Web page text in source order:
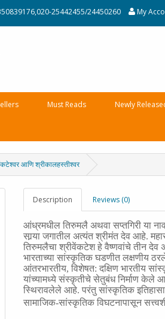
25442455/24450260 My
Must Reads Newly
आणि श्रीकालहस्तीश्वर
Description Reviews (0)
आंध्रमधील तिरुमलै अथवा सप्तगिरी या
सार्‍या जगातील अत्यंत श्रीमंत देव आहे.
तिरुमलैचा श्रीवेंकटेश हे वैष्णवांचे तीन
भारताच्या सांस्कृतिक घडणीत लक्षणीय
आंतरभारतीय, विशेषत: दक्षिण भारतीय
यांच्यामध्ये संस्कृतीचे सेतुबंध निर्माण केले
स्थिरावलेले आहे. परंतु सांस्कृतिक
सामाजिक-सांस्कृतिक विघटनापासून